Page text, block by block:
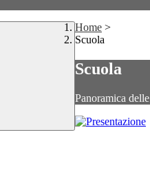
Home >
Scuola
Scuola
Panoramica